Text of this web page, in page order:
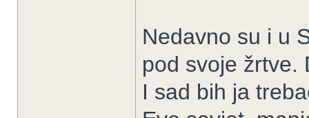
Nedavno su i u
pod svoje žrtve.
I sad bih ja